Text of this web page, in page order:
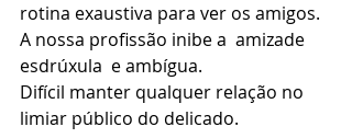
rotina exaustiva para ver os amigos.
A nossa profissão inibe a  amizade
esdrúxula  e ambígua.
Difícil manter qualquer relação no
limiar público do delicado.